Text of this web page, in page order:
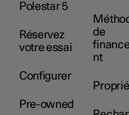
Polestar 5
Réservez
votre essai
Configurer
Pre-owned
de
nt